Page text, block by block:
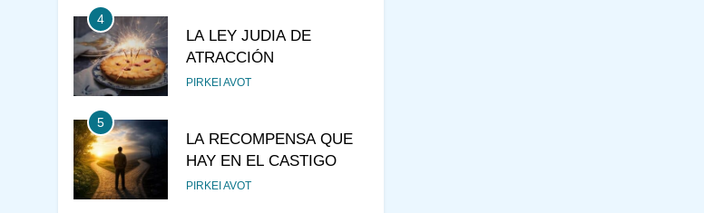
4
LA LEY JUDIA DE
ATRACCIÓN
PIRKEI AVOT
5
LA RECOMPENSA QUE
HAY EN EL CASTIGO
PIRKEI AVOT